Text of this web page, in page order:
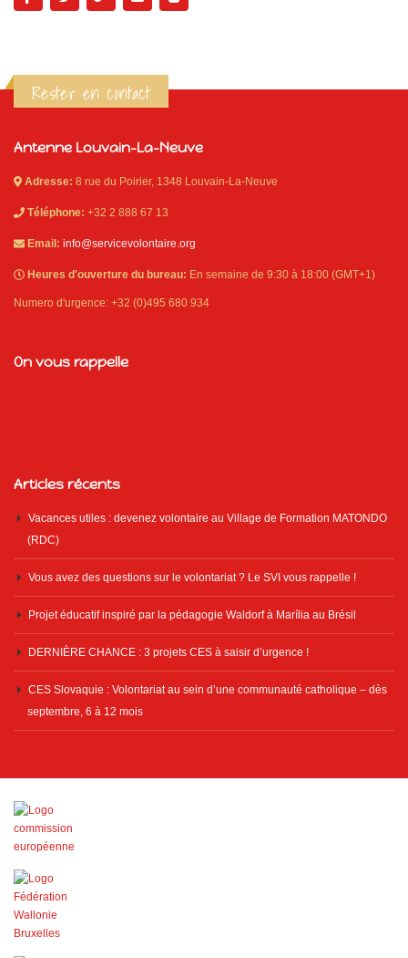
Rester en contact
Antenne Louvain-La-Neuve
Adresse: 8 rue du Poirier, 1348 Louvain-La-Neuve
Téléphone: +32 2 888 67 13
Email: info@servicevolontaire.org
Heures d'ouverture du bureau: En semaine de 9:30 à 18:00 (GMT+1)
Numero d'urgence: +32 (0)495 680 934
On vous rappelle
Articles récents
Vacances utiles : devenez volontaire au Village de Formation MATONDO
(RDC)
Vous avez des questions sur le volontariat ? Le SVI vous rappelle !
Projet éducatif inspiré par la pédagogie Waldorf à Marília au Brésil
DERNIÈRE CHANCE : 3 projets CES à saisir d’urgence !
CES Slovaquie : Volontariat au sein d’une communauté catholique – dès
septembre, 6 à 12 mois